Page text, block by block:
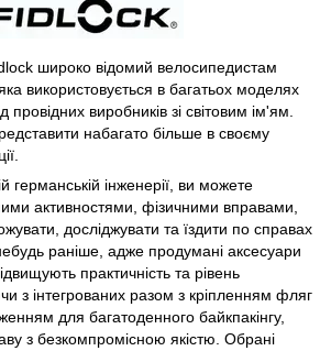
широко відомий велосипедистам
використовується в багатьох моделях
провідних виробників зі світовим ім'ям.
набагато більше в своєму
германській інженерії, ви можете
активностями, фізичними вправами,
досліджувати та їздити по справах
раніше, адже продумані аксесуари
практичність та рівень
з інтегрованих разом з кріпленням фляг
для багатоденного байкпакінгу,
з безкомпромісною якістю. Обрані